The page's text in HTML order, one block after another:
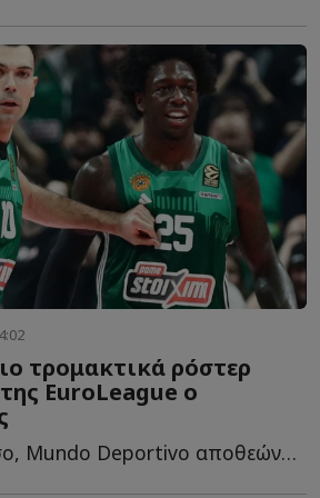
τρομακτικά ρόστερ
EuroLeague ο
Το ισπανικό Μέσο, Mundo Deportivo αποθεώνει το ρόστερ του «...